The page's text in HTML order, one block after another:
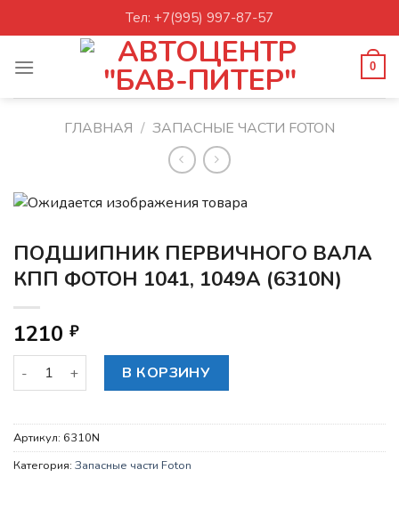
to
Тел: +7(995) 997-87-57
0
ГЛАВНАЯ / ЗАПАСНЫЕ ЧАСТИ FOTON
ПОДШИПНИК ПЕРВИЧНОГО ВАЛА
КПП ФОТОН 1041, 1049A (6310N)
1210 ₽
Количество товара ПОДШИПНИК ПЕРВИЧНОГО ВАЛА
В КОРЗИНУ
Артикул: 6310N
Категория: Запасные части Foton